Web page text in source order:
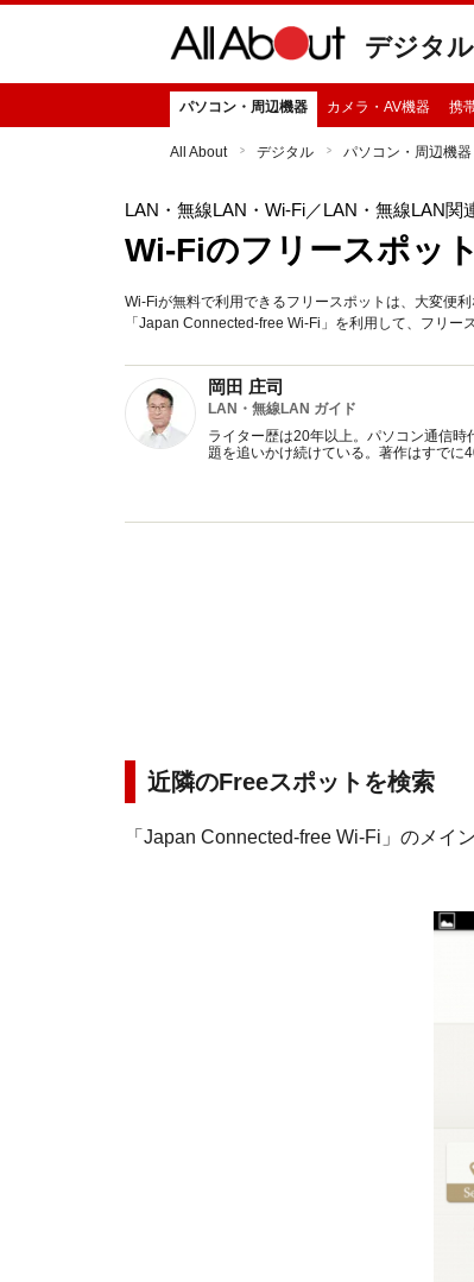
デジタル
パソコン・周辺機器 カメラ・AV機器 携
All About デジタル パソコン・周辺機器
LAN・無線LAN・Wi-Fi／LAN・無線LAN関
Wi-Fiのフリースポッ
Wi-Fiが無料で利用できるフリースポットは、大変便
「Japan Connected-free Wi-Fi」を利用して、フリー
岡田 庄司
LAN・無線LAN ガイド
ライター歴は20年以上。パソコン通信
題を追いかけ続けている。著作はすでに
近隣のFreeスポットを検索
「Japan Connected-free Wi-Fi」のメイ